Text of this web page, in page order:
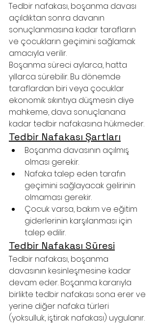
Tedbir nafakası, boşanma davası
açıldıktan sonra davanın
sonuçlanmasına kadar tarafların
ve çocukların geçimini sağlamak
amacıyla verilir.
Boşanma süreci aylarca, hatta
yıllarca sürebilir. Bu dönemde
taraflardan biri veya çocuklar
ekonomik sıkıntıya düşmesin diye
mahkeme, dava sonuçlanana
kadar tedbir nafakasına hükmeder.
Tedbir Nafakası Şartları
Boşanma davasının açılmış
olması gerekir.
Nafaka talep eden tarafın
geçimini sağlayacak gelirinin
olmaması gerekir.
Çocuk varsa, bakım ve eğitim
giderlerinin karşılanması için
talep edilir.
Tedbir Nafakası Süresi
Tedbir nafakası, boşanma
davasının kesinleşmesine kadar
devam eder. Boşanma kararıyla
birlikte tedbir nafakası sona erer ve
yerine diğer nafaka türleri
(yoksulluk, iştirak nafakası) uygulanır.